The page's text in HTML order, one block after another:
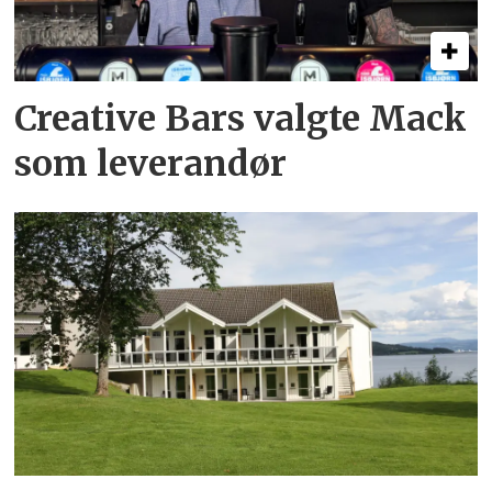
Creative Bars valgte Mack
som leverandør